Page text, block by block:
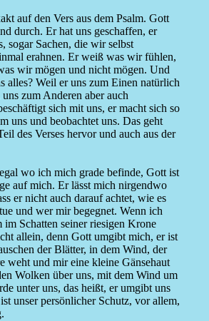
auf den Vers aus dem Psalm. Gott
durch. Er hat uns geschaffen, er
sogar Sachen, die wir selbst
erahnen. Er weiß was wir fühlen,
wir mögen und nicht mögen. Und
alles? Weil er uns zum Einen natürlich
zum Anderen aber auch
sich mit uns, er macht sich so
uns und beobachtet uns. Das geht
des Verses hervor und auch aus der
wo ich mich grade befinde, Gott ist
auf mich. Er lässt mich nirgendwo
er nicht auch darauf achtet, wie es
und wer mir begegnet. Wenn ich
im Schatten seiner riesigen Krone
allein, denn Gott umgibt mich, er ist
der Blätter, in dem Wind, der
weht und mir eine kleine Gänsehaut
Wolken über uns, mit dem Wind um
unter uns, das heißt, er umgibt uns
unser persönlicher Schutz, vor allem,